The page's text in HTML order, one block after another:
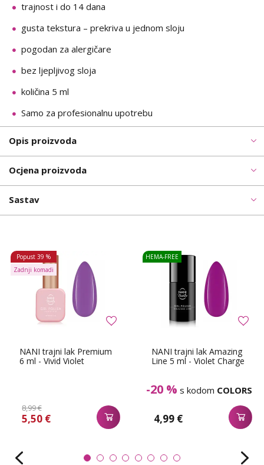
trajnost i do 14 dana
gusta tekstura – prekriva u jednom sloju
pogodan za alergičare
bez ljepljivog sloja
količina 5 ml
Samo za profesionalnu upotrebu
Opis proizvoda
Ocjena proizvoda
Sastav
NANI trajni lak Premium
6 ml - Vivid Violet
8,99 €
5,50 €
Popust 39 %
Zadnji komadi
NANI trajni lak Amazing
Line 5 ml - Violet Charge
-20 % s kodom COLORS
4,99 €
HEMA-FREE